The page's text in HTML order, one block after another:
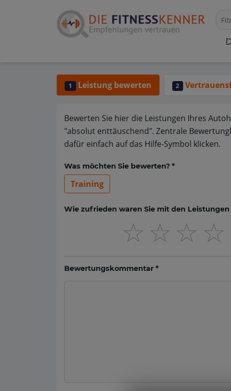
1 Leistung bewerten 2
Bewerten Sie hier die Leistungen Ihres
"absolut enttäuschend". Zentrale
dafür einfach auf das Hilfe-Symbol klicken.
Was möchten Sie bewerten? *
Training
Wie zufrieden waren Sie mit den Leistungen
☆
☆
☆
☆
Bewertungskommentar *